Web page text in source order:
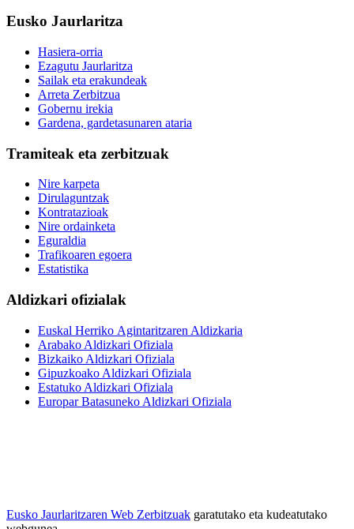
Eusko Jaurlaritza
Hasiera-orria
Ezagutu Jaurlaritza
Sailak eta erakundeak
Arreta Zerbitzua
Gobernu irekia
Gardena, gardetasunaren ataria
Tramiteak eta zerbitzuak
Nire karpeta
Dirulaguntzak
Kontratazioak
Nire ordainketa
Eguraldia
Trafikoaren egoera
Estatistika
Aldizkari ofizialak
Euskal Herriko Agintaritzaren Aldizkaria
Arabako Aldizkari Ofiziala
Bizkaiko Aldizkari Ofiziala
Gipuzkoako Aldizkari Ofiziala
Estatuko Aldizkari Ofiziala
Europar Batasuneko Aldizkari Ofiziala
Eusko Jaurlaritzaren Web Zerbitzuak garatutako eta kudeatutako